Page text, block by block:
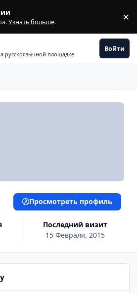
Узнать больше. ×
русскоязычной площадке
Войти
Последний визит
15 Февраля, 2015
Просмотреть профиль